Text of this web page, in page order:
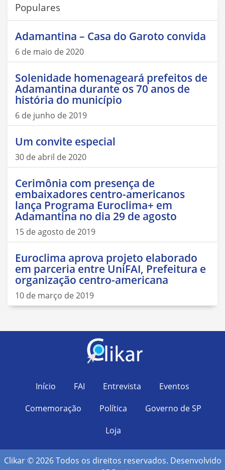
Populares
Adamantina – Casa do Garoto convida
6 de maio de 2020
Solenidade homenageará prefeitos de
Adamantina durante os 70 anos de
história do município
6 de junho de 2019
Um convite especial
30 de abril de 2020
Cerimônia com presença de
embaixadores centro-americanos
lança Programa Euroclima+ em
Adamantina no dia 29 de agosto
15 de agosto de 2019
Euroclima aprova projeto elaborado
em parceria entre UniFAI, Prefeitura e
organização centro-americana
10 de março de 2019
Início FAI Entrevista
Eventos
Comemoração
Política
Governo de SP
Loja
Clikar © 2026 Todos os direitos reservados. Desenvolvido